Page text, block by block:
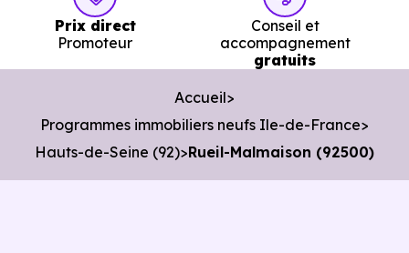
principale..
Acheter dans le neuf ou dans l’ancien à
Rueil-Malmaison (92500) : comparer au-
delà du prix au m²
Prix direct
Promoteur
Conseil et
accompagnement
gratuits
Accueil
Programmes immobiliers neufs Ile-de-France
Hauts-de-Seine (92) Rueil-Malmaison (92500)